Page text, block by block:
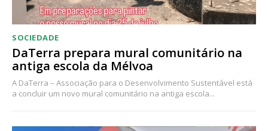
SOCIEDADE
DaTerra prepara mural comunitário na
antiga escola da Mélvoa
A DaTerra – Associação para o Desenvolvimento Sustentável está
a concluir um novo mural comunitário na antiga escola...